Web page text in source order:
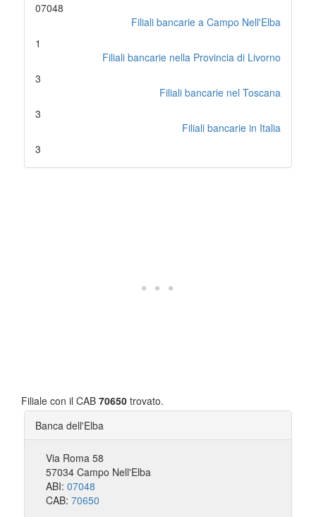
07048
Filiali bancarie a Campo Nell'Elba
1
Filiali bancarie nella Provincia di Livorno
3
Filiali bancarie nel Toscana
3
Filiali bancarie in Italia
3
Filiale con il CAB 70650 trovato.
Banca dell'Elba
Via Roma 58
57034 Campo Nell'Elba
ABI: 07048
CAB: 70650